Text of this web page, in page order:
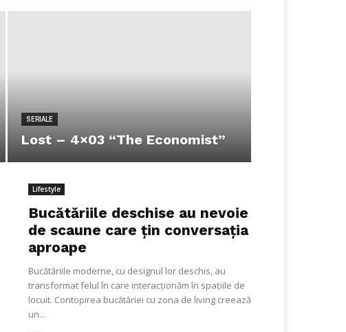
SERIALE
Lost – 4×03 “The Economist”
Lifestyle
Bucătăriile deschise au nevoie
de scaune care țin conversația
aproape
Bucătăriile moderne, cu designul lor deschis, au
transformat felul în care interacționăm în spațiile de
locuit. Contopirea bucătăriei cu zona de living creează
un...